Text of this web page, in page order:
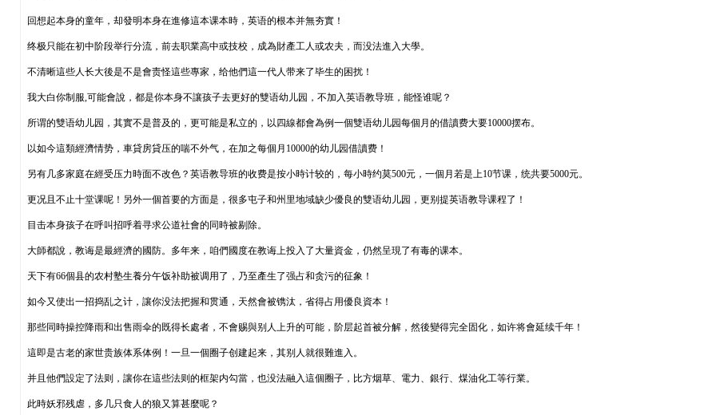
回想起本身的童年，却發明本身在進修這本课本時，英语的根本并無夯實！
终极只能在初中阶段举行分流，前去职業高中或技校，成為財產工人或农夫，而没法進入大學。
不清晰這些人长大後是不是會责怪這些專家，给他們這一代人带来了毕生的困扰！
我大白你制服,可能會說，都是你本身不讓孩子去更好的雙语幼儿园，不加入英语教导班，能怪谁呢？
所谓的雙语幼儿园，其實不是普及的，更可能是私立的，以四線都會為例一個雙语幼儿园每個月的借讀费大要10000摆布。
以如今這類經濟情势，車貸房貸压的喘不外气，在加之每個月10000的幼儿园借讀费！
另有几多家庭在經受压力時面不改色？英语教导班的收费是按小時计较的，每小時约莫500元，一個月若是上10节课，统共要5000元。
更况且不止十堂课呢！另外一個首要的方面是，很多屯子和州里地域缺少優良的雙语幼儿园，更别提英语教导课程了！
目击本身孩子在呼叫招呼着寻求公道社會的同時被剔除。
大師都說，教诲是最經濟的國防。多年来，咱們國度在教诲上投入了大量資金，仍然呈現了有毒的课本。
天下有66個县的农村塾生養分午饭补助被调用了，乃至產生了强占和贪污的征象！
如今又使出一招捣乱之计，讓你没法把握和贯通，天然會被镌汰，省得占用優良資本！
那些同時操控降雨和出售雨伞的既得长處者，不會赐與别人上升的可能，阶层起首被分解，然後變得完全固化，如许将會延续千年！
這即是古老的家世贵族体系体例！一旦一個圈子创建起来，其别人就很難進入。
并且他們設定了法则，讓你在這些法则的框架内勾當，也没法融入這個圈子，比方烟草、電力、銀行、煤油化工等行業。
此時妖邪残虐，多几只食人的狼又算甚麼呢？